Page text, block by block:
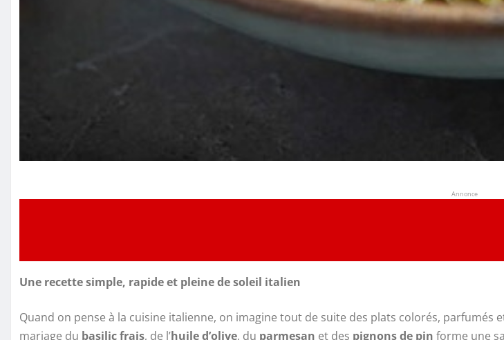
Annonce
Une recette simple, rapide et pleine de soleil italien
Quand on pense à la cuisine italienne, on imagine tout de suite des plats colorés, parfumés
mariage du basilic frais, de l’huile d’olive, du parmesan et des pignons de pin forme une